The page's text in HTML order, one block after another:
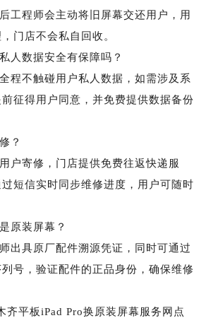
工程师会主动将旧屏幕交还用户，用
门店不会私自回收。
人数据安全有保障吗？
程不触碰用户私人数据，如需涉及系
征得用户同意，并免费提供数据备份
？
户寄修，门店提供免费往返快递服
短信实时同步维修进度，用户可随时
原装屏幕？
出具原厂配件溯源凭证，同时可通过
号，验证配件的正品身份，确保维修
齐平板iPad Pro换原装屏幕服务网点